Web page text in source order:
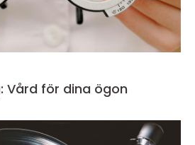
Vård för dina ögon